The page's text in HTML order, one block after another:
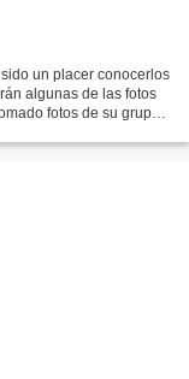
un placer conocerlos
algunas de las fotos
fotos de su grupo